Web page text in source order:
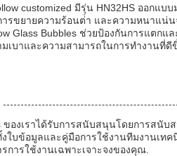
customized มีรุ่น HN32HS ออกแ
รขยายความร้อนต่ํา และความหนาแน่น
Glass Bubbles ช่วยป้องกันการแตก
มเบาและความสามารถในการทํางานที่ดี
องเราได้รับการสนับสนุนโดยการสนั
ใบข้อมูลและคู่มือการใช้งานทีมงานเท
ารใช้งานเฉพาะเจาะจงของคุณ.